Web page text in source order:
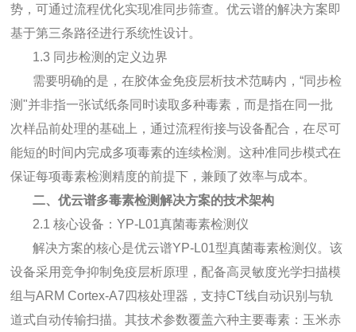
势，可通过流程优化实现准同步筛查。优云谱的解决方案即
基于第三条路径进行系统性设计。
1.3 同步检测的定义边界
需要明确的是，在胶体金免疫层析技术范畴内，“同步检
测"并非指一张试纸条同时读取多种毒素，而是指在同一批
次样品前处理的基础上，通过流程衔接与设备配合，在尽可
能短的时间内完成多项毒素的连续检测。这种准同步模式在
保证每项毒素检测精度的前提下，兼顾了效率与成本。
二、优云谱多毒素检测解决方案的技术架构
2.1 核心设备：YP-L01真菌毒素检测仪
解决方案的核心是优云谱YP-L01型真菌毒素检测仪。该
设备采用竞争抑制免疫层析原理，配备高灵敏度光学扫描模
组与ARM Cortex-A7四核处理器，支持CT线自动识别与轨
道式自动传输扫描。其技术参数覆盖六种主要毒素：玉米赤